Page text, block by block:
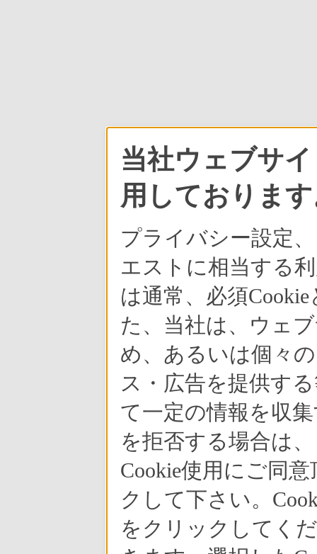
当社ウェブサ
用しておりま
プライバシー設定
エストに相当する
は通常、必須
た、当社は、ウェ
め、あるいは個々
ス・広告を提供す
て一定の情報を収
を拒否する場合は
Cookie使用にご同
クして下さい。
をクリックしてく